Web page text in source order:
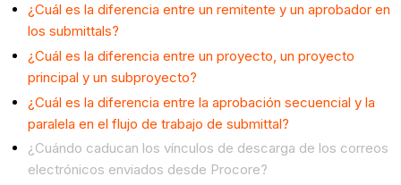
¿Cuál es la diferencia entre un remitente y un aprobador en
los submittals?
¿Cuál es la diferencia entre un proyecto, un proyecto
principal y un subproyecto?
¿Cuál es la diferencia entre la aprobación secuencial y la
paralela en el flujo de trabajo de submittal?
¿Cuándo caducan los vínculos de descarga de los correos
electrónicos enviados desde Procore?